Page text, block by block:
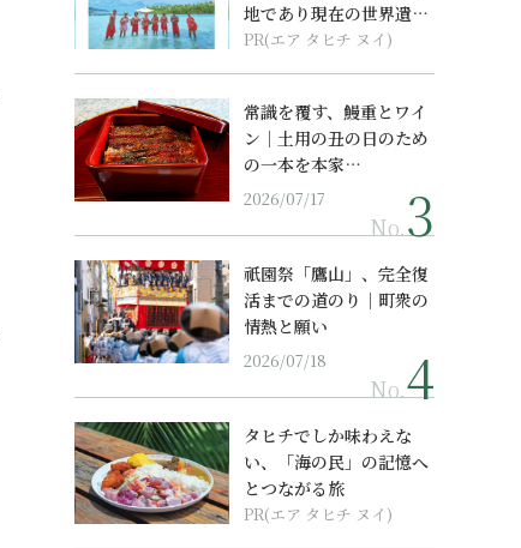
地であり現在の世界遺産
からみえてくる...
PR(エア タヒチ ヌイ)
常識を覆す、鰻重とワイ
ン｜土用の丑の日のため
の一本を本家…
2026/07/17
No.
祇園祭「鷹山」、完全復
活までの道のり｜町衆の
情熱と願い
2026/07/18
No.
タヒチでしか味わえな
い、「海の民」の記憶へ
とつながる旅
PR(エア タヒチ ヌイ)